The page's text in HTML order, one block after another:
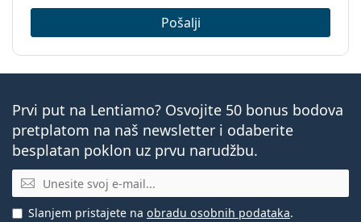
Pošalji
Prvi put na Lentiamo? Osvojite 50 bonus bodova
pretplatom na naš newsletter i odaberite
besplatan poklon uz prvu narudžbu.
E-mail
Slanjem pristajete na obradu osobnih podataka.